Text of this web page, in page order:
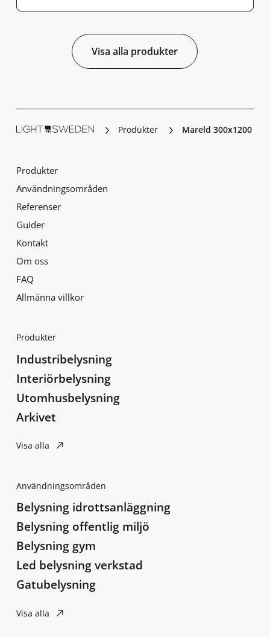
Visa alla produkter
Produkter Mareld 300x1200
Produkter
Användningsområden
Referenser
Guider
Kontakt
Om oss
FAQ
Allmänna villkor
Produkter
Industribelysning
Interiörbelysning
Utomhusbelysning
Arkivet
Visa alla
Användningsområden
Belysning idrottsanläggning
Belysning offentlig miljö
Belysning gym
Led belysning verkstad
Gatubelysning
Visa alla